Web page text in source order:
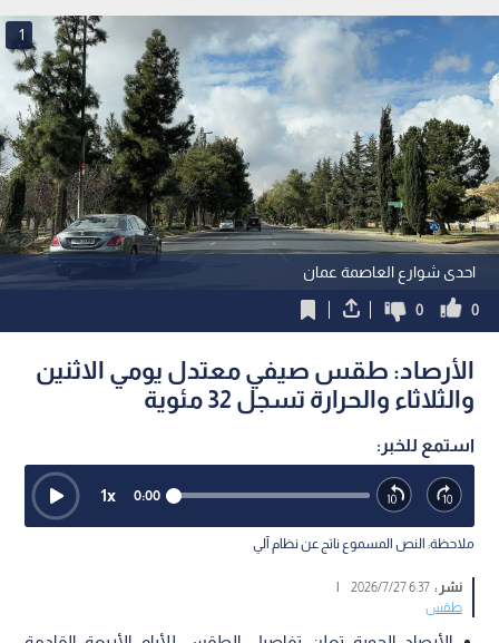
احدى شوارع العاصمة عمان
1
0
0
الأرصاد: طقس صيفي معتدل يومي الاثنين
والثلاثاء والحرارة تسجل 32 مئوية
استمع للخبر:
0:00
1x
ملاحظة: النص المسموع ناتج عن نظام آلي
نشر :6:37 2026/7/27
|
طقس